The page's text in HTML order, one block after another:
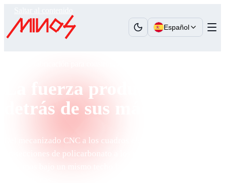
Español
La fuerza productiva
detrás de sus máquinas
Del mecanizado CNC a los cuadros eléctricos, de las
protecciones de policarbonato a los rodillos de caucho: